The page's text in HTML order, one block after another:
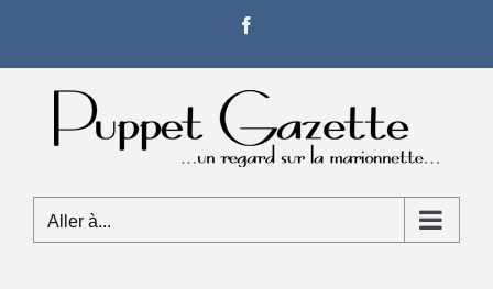
contenu
Aller à...